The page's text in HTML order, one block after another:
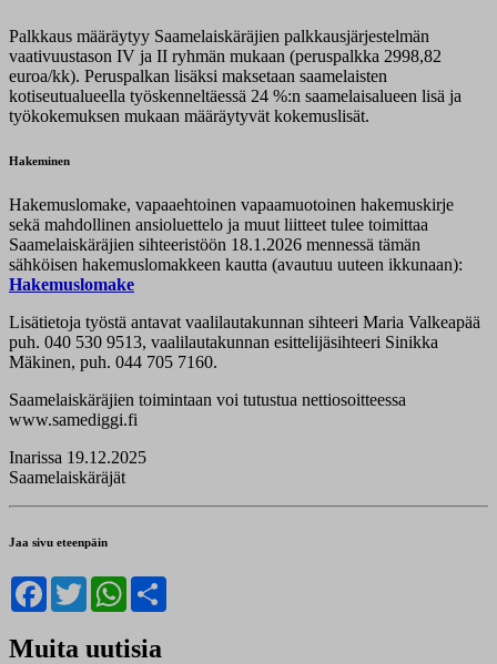
Palkkaus määräytyy Saamelaiskäräjien palkkausjärjestelmän
vaativuustason IV ja II ryhmän mukaan (peruspalkka 2998,82
euroa/kk). Peruspalkan lisäksi maksetaan saamelaisten
kotiseutualueella työskenneltäessä 24 %:n saamelaisalueen lisä ja
työkokemuksen mukaan määräytyvät kokemuslisät.
Hakeminen
Hakemuslomake, vapaaehtoinen vapaamuotoinen hakemuskirje
sekä mahdollinen ansioluettelo ja muut liitteet tulee toimittaa
Saamelaiskäräjien sihteeristöön 18.1.2026 mennessä tämän
sähköisen hakemuslomakkeen kautta (avautuu uuteen ikkunaan):
Hakemuslomake
Lisätietoja työstä antavat vaalilautakunnan sihteeri Maria Valkeapää
puh. 040 530 9513, vaalilautakunnan esittelijäsihteeri Sinikka
Mäkinen, puh. 044 705 7160.
Saamelaiskäräjien toimintaan voi tutustua nettiosoitteessa
www.samediggi.fi
Inarissa 19.12.2025
Saamelaiskäräjät
Jaa sivu eteenpäin
Facebook
TwitterWhatsApp
Muita uutisia